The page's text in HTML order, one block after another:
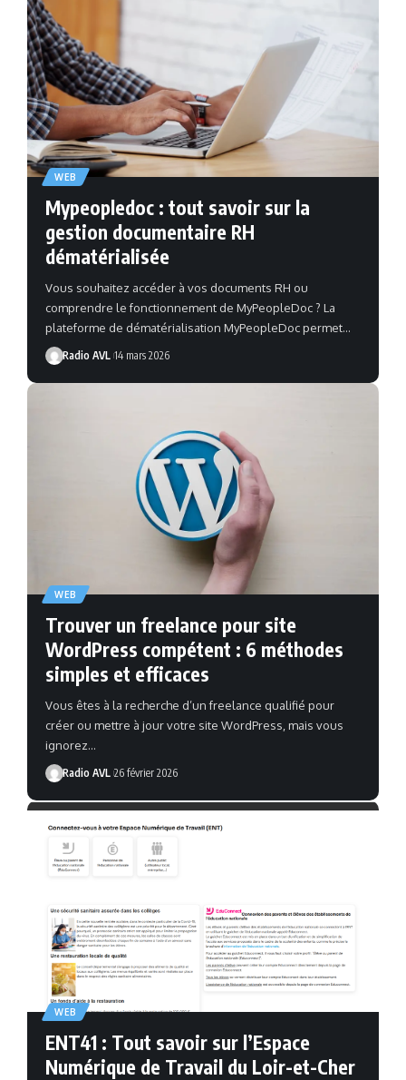
WEB
Mypeopledoc : tout savoir sur la
gestion documentaire RH
dématérialisée
Vous souhaitez accéder à vos documents RH ou
comprendre le fonctionnement de MyPeopleDoc ? La
plateforme de dématérialisation MyPeopleDoc permet…
Radio AVL 14 mars 2026
WEB
Trouver un freelance pour site
WordPress compétent : 6 méthodes
simples et efficaces
Vous êtes à la recherche d’un freelance qualifié pour
créer ou mettre à jour votre site WordPress, mais vous
ignorez…
Radio AVL 26 février 2026
WEB
ENT41 : Tout savoir sur l’Espace
Numérique de Travail du Loir-et-Cher